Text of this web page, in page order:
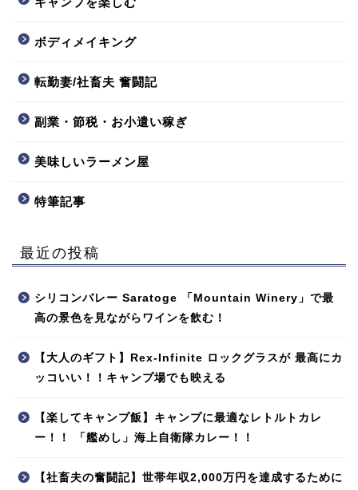
ボディメイキング
転勤妻/社畜夫 奮闘記
副業・節税・お小遣い稼ぎ
美味しいラーメン屋
特筆記事
最近の投稿
シリコンバレー Saratoge 「Mountain Winery」で最
高の景色を見ながらワインを飲む！
【大人のギフト】Rex-Infinite ロックグラスが 最高にカ
ッコいい！！キャンプ場でも映える
【楽してキャンプ飯】キャンプに最適なレトルトカレ
ー！！ 「艦めし」海上自衛隊カレー！！
【社畜夫の奮闘記】世帯年収2,000万円を達成するために